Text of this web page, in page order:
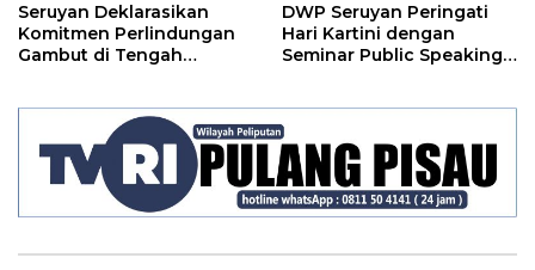
Seruyan Deklarasikan
Komitmen Perlindungan
Gambut di Tengah
DWP Seruyan Peringati
Hari Kartini dengan
Seminar Public Speaking